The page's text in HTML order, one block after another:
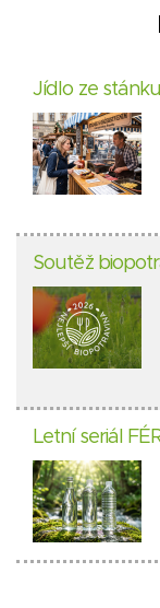
Jídlo ze
Soutěž
Letní seriál